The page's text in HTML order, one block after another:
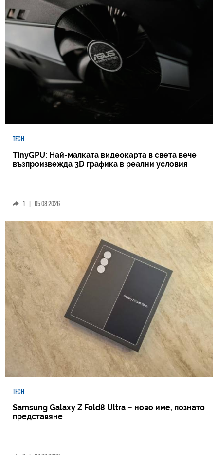
TECH
TinyGPU: Най-малката видеокарта в света вече
възпроизвежда 3D графика в реални условия
1 | 05.08.2026
TECH
Samsung Galaxy Z Fold8 Ultra – ново име, познато
представяне